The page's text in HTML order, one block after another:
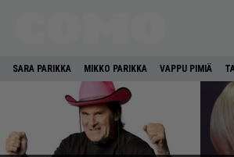
SARA PARIKKA MIKKO PARIKKA VAPPU PIMIÄ